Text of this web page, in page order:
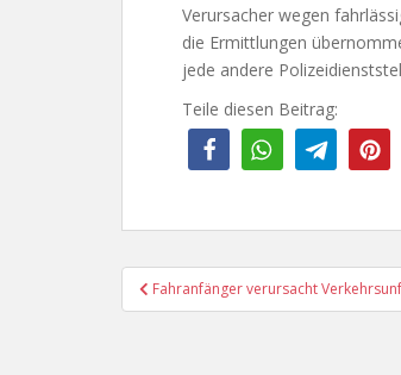
Verursacher wegen
die Ermittlungen
jede andere
Teile diesen Beitrag:
Beitragsnavigation
Fahranfänger verursacht